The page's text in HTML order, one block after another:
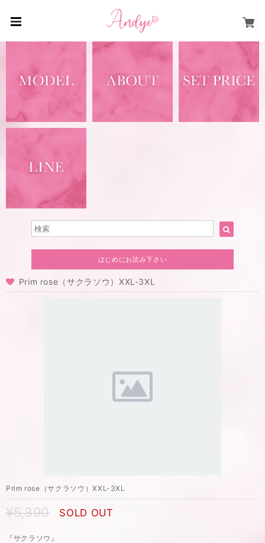
はじめにお読み下さい
Prim rose（サクラソウ）XXL-3XL
Prim rose（サクラソウ）XXL-3XL
¥5,390 SOLD OUT
『サクラソウ』